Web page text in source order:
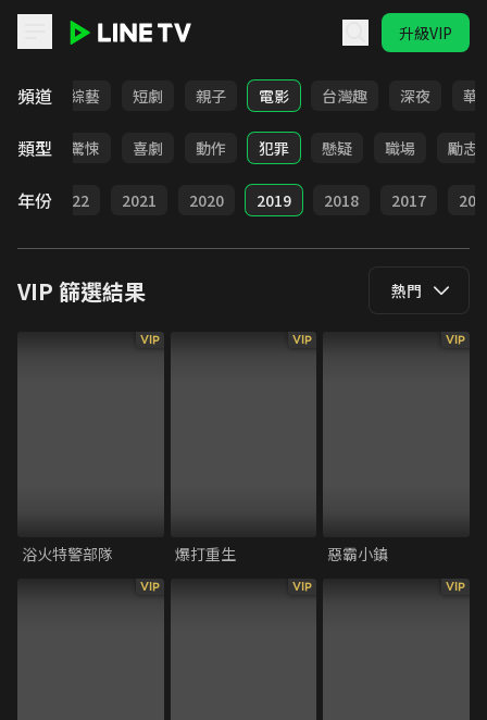
升級VIP
頻道
動畫 綜藝 短劇 親子 電影 台灣趣 深夜 華
類型
家庭 驚悚 喜劇 動作 犯罪 懸疑 職場 勵志
年份 2022 2021 2020 2019 2018 2017
VIP 篩選結果 熱門
VIP
浴火特警部隊
VIP
爆打重生
VIP
惡霸小鎮
VIP VIP VIP